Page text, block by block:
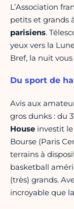
L’Association
petits et grands
parisiens.
yeux vers la
Bref, la nuit
Du sport de
Avis aux
gros dunks : du
House investit
Bourse (Paris
terrains à
basketball
(très) grands.
incroyable que